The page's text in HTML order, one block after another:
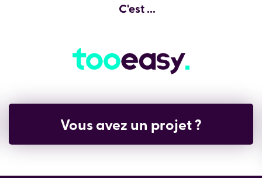
C'est ...
Vous avez un projet ?